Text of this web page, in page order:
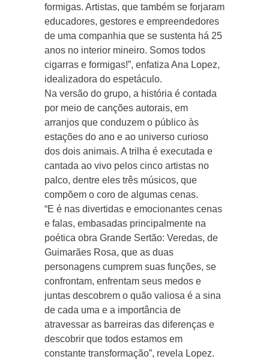
formigas. Artistas, que também se forjaram
educadores, gestores e empreendedores
de uma companhia que se sustenta há 25
anos no interior mineiro. Somos todos
cigarras e formigas!”, enfatiza Ana Lopez,
idealizadora do espetáculo.
Na versão do grupo, a história é contada
por meio de canções autorais, em
arranjos que conduzem o público às
estações do ano e ao universo curioso
dos dois animais. A trilha é executada e
cantada ao vivo pelos cinco artistas no
palco, dentre eles três músicos, que
compõem o coro de algumas cenas.
“E é nas divertidas e emocionantes cenas
e falas, embasadas principalmente na
poética obra Grande Sertão: Veredas, de
Guimarães Rosa, que as duas
personagens cumprem suas funções, se
confrontam, enfrentam seus medos e
juntas descobrem o quão valiosa é a sina
de cada uma e a importância de
atravessar as barreiras das diferenças e
descobrir que todos estamos em
constante transformação”, revela Lopez.